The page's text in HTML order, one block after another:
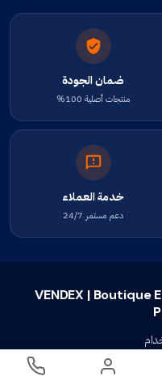
ضمان الجودة
منتجات أصلية 100%
خدمة العملاء
دعم مستمر 24/7
VENDEX | Boutique